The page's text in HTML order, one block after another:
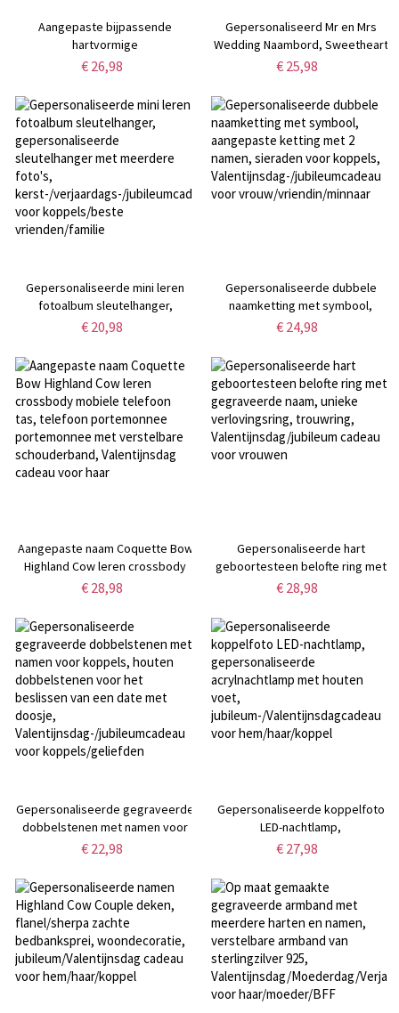
Aangepaste bijpassende
hartvormige
geboortesteenarmband,
polsband met twee
geboortestenen,
jubileum-/Valentijnscadeau voor
koppel/beste vriendin
€ 26,98
Gepersonaliseerd Mr en Mrs
Wedding Naambord, Sweetheart
Tafel Letterbord, Bruiloft Tafel
Cadeau voor
Koppels/Pasgetrouwden
€ 25,98
Gepersonaliseerde mini leren
fotoalbum sleutelhanger,
gepersonaliseerde
kerst-/verjaardags-/jubileumcadeau
voor koppels/beste
vrienden/familie
€ 20,98
Gepersonaliseerde dubbele
naamketting met symbool,
aangepaste ketting met 2
Valentijnsdag-/jubileumcadeau
voor vrouw/vriendin/minnaar
€ 24,98
Aangepaste naam Coquette Bow
Highland Cow leren crossbody
mobiele telefoon tas, telefoon
verstelbare schouderband,
Valentijnsdag cadeau voor haar
€ 28,98
Gepersonaliseerde hart
geboortesteen belofte ring met
gegraveerde naam, unieke
Valentijnsdag/jubileum cadeau
voor vrouwen
€ 28,98
Gepersonaliseerde gegraveerde
dobbelstenen met namen voor
koppels, houten dobbelstenen
met doosje,
Valentijnsdag-/jubileumcadeau
voor koppels/geliefden
€ 22,98
Gepersonaliseerde koppelfoto
LED-nachtlamp,
gepersonaliseerde
jubileum-/Valentijnsdagcadeau
voor hem/haar/koppel
€ 27,98